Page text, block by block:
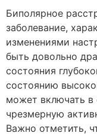
Биполярное
заболевание,
изменениями
быть довольно
состояния
состоянию
может включать в
чрезмерную
Важно отметить,